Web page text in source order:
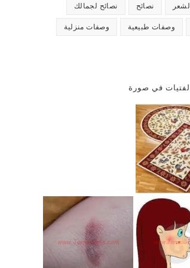
نصائح نصائح لجمالك
وصفات طبيعية وصفات منزلية
في صورة